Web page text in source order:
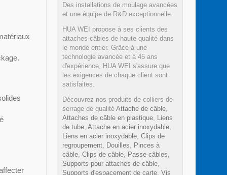
Des installations de moulage avancées
et une équipe de R&D exceptionnelle.
HUA WEI propose à ses clients des
attaches-câbles de haute qualité dans
le monde entier. Grâce à une
technologie avancée et à 45 ans
d'expérience, HUA WEI s'assure que
les exigences de chaque client sont
satisfaites.
Découvrez nos produits de colliers de
serrage de qualité Attache de câble,
Attaches de câble en plastique, Liens
de tube, Attache en acier inoxydable,
Liens en acier inoxydable, Clips de
regroupement, Douilles, Pinces à
câble, Clips de câble, Passe-câbles,
Supports pour attaches de câble,
Supports d'espacement de carte, Vis